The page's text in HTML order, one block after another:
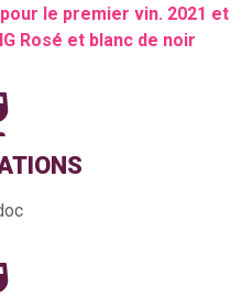
le premier vin. 2021 et
Rosé et blanc de noir